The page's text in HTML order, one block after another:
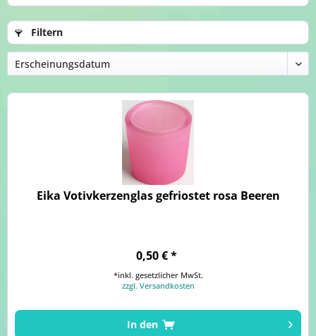
Filtern
Eika Votivkerzenglas gefriostet rosa Beeren
0,50 € *
*inkl. gesetzlicher MwSt.
zzgl. Versandkosten
In den